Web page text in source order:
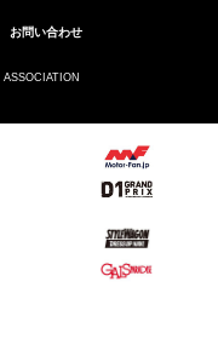
お問い合わせ